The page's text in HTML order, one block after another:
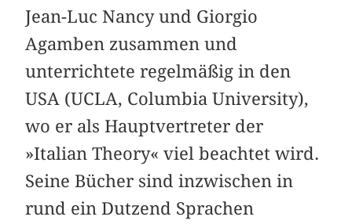
Jean-Luc Nancy und Giorgio
Agamben zusammen und
unterrichtete regelmäßig in den
USA (UCLA, Columbia University),
wo er als Hauptvertreter der
»Italian Theory« viel beachtet wird.
Seine Bücher sind inzwischen in
rund ein Dutzend Sprachen